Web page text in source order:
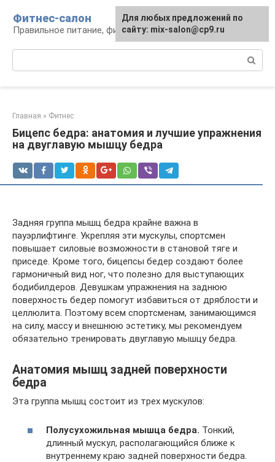
контенту
Фитнес-салон
Правильное питание, фитнес, образ жизни
Главная » Фитнес
Бицепс бедра: анатомия и лучшие упражнения
на двуглавую мышцу бедра
Задняя группа мышц бедра крайне важна в
пауэрлифтинге. Укрепляя эти мускулы, спортсмен
повышает силовые возможности в становой тяге и
приседе. Кроме того, бицепсы бедер создают более
гармоничный вид ног, что полезно для выступающих
бодибилдеров. Девушкам упражнения на заднюю
поверхность бедер помогут избавиться от дряблости и
целлюлита. Поэтому всем спортсменам, занимающимся
на силу, массу и внешнюю эстетику, мы рекомендуем
обязательно тренировать двуглавую мышцу бедра.
Анатомия мышц задней поверхности
бедра
Эта группа мышц состоит из трех мускулов:
Полусухожильная мышца бедра. Тонкий,
длинный мускул, располагающийся ближе к
внутреннему краю задней поверхности бедра.
Для любых предложений по
сайту: mix-salon@cp9.ru